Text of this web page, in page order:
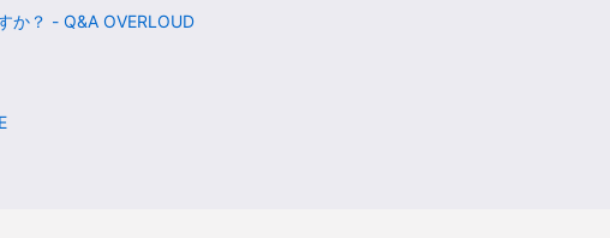
か？ - Q&A OVERLOUD